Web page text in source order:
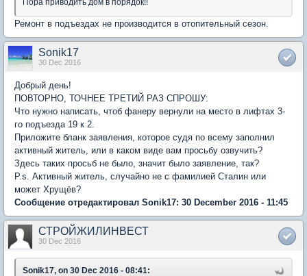
Пора приводить дом в порядок!!
Ремонт в подъездах не производится в отопительный сезон.
Sonik17
30 Dec 2016
Добрый день!
ПОВТОРНО, ТОЧНЕЕ ТРЕТИЙ РАЗ СПРОШУ:
Что нужно написать, чтоб фанеру вернули на место в лифтах 3-
го подъезда 19 к 2.
Приложите бланк заявления, которое судя по всему заполнил
активный житель, или в каком виде вам просьбу озвучить?
Здесь таких просьб не было, значит было заявление, так?
P.s. Активный житель, случайно не с фамилией Сталин или
может Хрущёв?
Сообщение отредактировал Sonik17: 30 December 2016 - 11:45
СТРОЙЖИЛИНВЕСТ
30 Dec 2016
Sonik17, on 30 Dec 2016 - 08:41: